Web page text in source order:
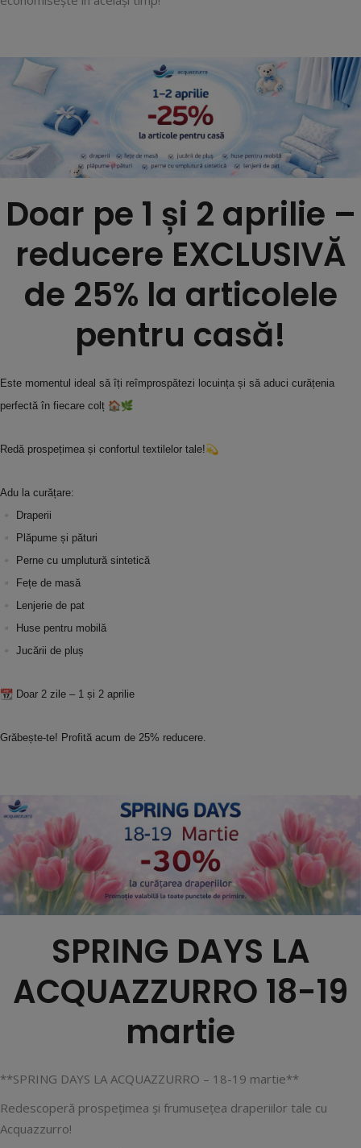
Doar pe 1 și 2 aprilie –
reducere EXCLUSIVĂ
de 25% la articolele
pentru casă!
Este momentul ideal să îți reîmprospătezi locuința și să aduci curățenia
perfectă în fiecare colț
Redă prospețimea și confortul textilelor tale!
Adu la curățare:
Draperii
Plăpume și pături
Perne cu umplutură sintetică
Fețe de masă
Lenjerie de pat
Huse pentru mobilă
Jucării de pluș
Doar 2 zile – 1 și 2 aprilie
Grăbește-te! Profită acum de 25% reducere.
SPRING DAYS LA
ACQUAZZURRO 18-19
martie
**SPRING DAYS LA ACQUAZZURRO – 18-19 martie**
Redescoperă prospețimea și frumusețea draperiilor tale cu
Acquazzurro!